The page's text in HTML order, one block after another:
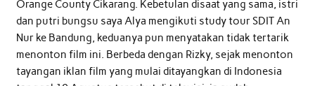
Orange County Cikarang. Kebetulan disaat yang sama, istri
dan putri bungsu saya Alya mengikuti study tour SDIT An
Nur ke Bandung, keduanya pun menyatakan tidak tertarik
menonton film ini. Berbeda dengan Rizky, sejak menonton
tayangan iklan film yang mulai ditayangkan di Indonesia